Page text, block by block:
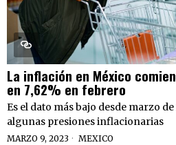
La inflación en México
en 7,62% en febrero
Es el dato más bajo desde marzo
algunas presiones inflacionarias
MARZO 9, 2023 MEXICO